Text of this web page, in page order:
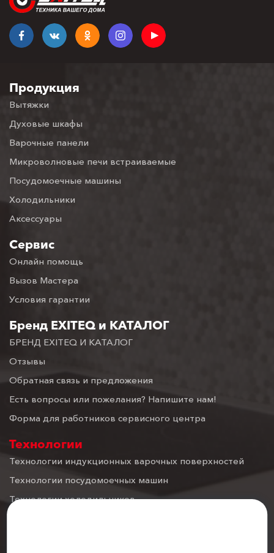
Продукция
Вытяжки
Духовые шкафы
Варочные панели
Микроволновые печи встраиваемые
Посудомоечные машины
Холодильники
Аксессуары
Сервис
Онлайн помощь
Вызов Мастера
Условия гарантии
Бренд EXITEQ и КАТАЛОГ
БРЕНД EXITEQ И КАТАЛОГ
Отзывы
Обратная связь и предложения
Есть вопросы или пожелания? Напишите нам!
Форма для работников сервисного центра
Технологии
Технологии индукционных варочных поверхностей
Технологии посудомоечных машин
Технологии холодильников